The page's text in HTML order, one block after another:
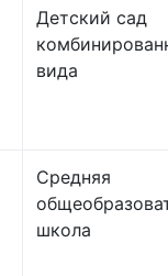
Детский сад
вида
Средняя
школа